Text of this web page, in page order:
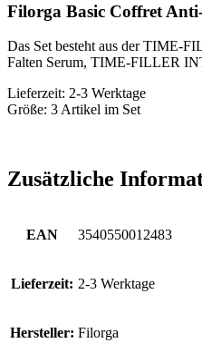
Filorga Basic Coffret
Das Set besteht aus der TIME-
Falten Serum, TIME-FILLER
Lieferzeit: 2-3 Werktage
Größe: 3 Artikel im Set
Zusätzliche
EAN 3540550012483
Lieferzeit: 2-3 Werktage
Hersteller: Filorga